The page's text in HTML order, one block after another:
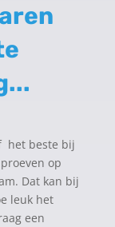
het beste bij
op
Dat kan bij
leuk het
een